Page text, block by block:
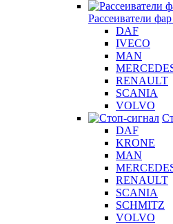
Рассеиватели
DAF
IVECO
MAN
RENAULT
SCANIA
VOLVO
DAF
KRONE
MAN
RENAULT
SCANIA
SCHMITZ
VOLVO